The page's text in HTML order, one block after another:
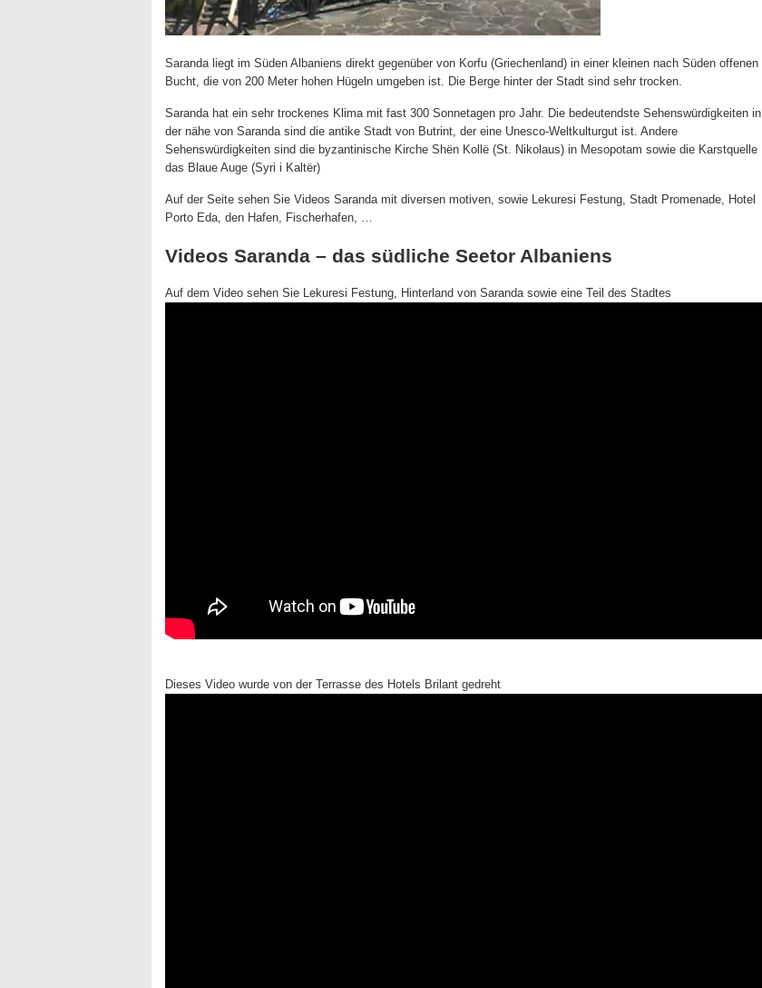
Saranda liegt im Süden Albaniens direkt gegenüber von Korfu (Griechenland) in einer kleinen nach Süden offenen
Bucht, die von 200 Meter hohen Hügeln umgeben ist. Die Berge hinter der Stadt sind sehr trocken.
Saranda hat ein sehr trockenes Klima mit fast 300 Sonnetagen pro Jahr. Die bedeutendste Sehenswürdigkeiten in
der nähe von Saranda sind die antike Stadt von Butrint, der eine Unesco-Weltkulturgut ist. Andere
Sehenswürdigkeiten sind die byzantinische Kirche Shën Kollë (St. Nikolaus) in Mesopotam sowie die Karstquelle
das Blaue Auge (Syri i Kaltër)
Auf der Seite sehen Sie Videos Saranda mit diversen motiven, sowie Lekuresi Festung, Stadt Promenade, Hotel
Porto Eda, den Hafen, Fischerhafen, …
Videos Saranda – das südliche Seetor Albaniens
Auf dem Video sehen Sie Lekuresi Festung, Hinterland von Saranda sowie eine Teil des Stadtes
Dieses Video wurde von der Terrasse des Hotels Brilant gedreht